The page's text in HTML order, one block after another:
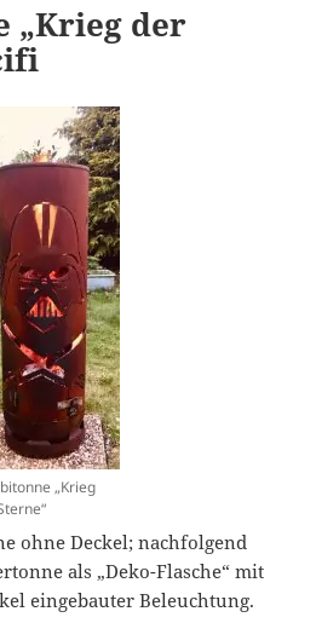
„Krieg der
„Krieg
ohne Deckel; nachfolgend
als „Deko-Flasche“ mit
eingebauter Beleuchtung.